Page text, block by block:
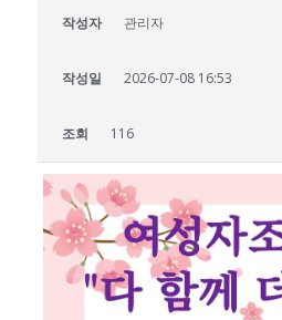
작성자 관리자
작성일 2026-07-08 16:53
조회 116